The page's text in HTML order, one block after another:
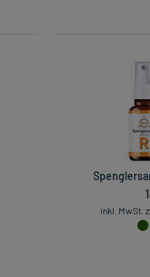
inkl. MwSt.